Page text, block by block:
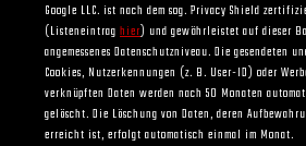
Google LLC. ist nach dem sog. Privacy Shield
(Listeneintrag hier) und gewährleistet auf dieser
angemessenes Datenschutzniveau. Die gesendeten
Cookies, Nutzerkennungen (z. B. User-ID) oder
verknüpften Daten werden nach 50 Monaten
gelöscht. Die Löschung von Daten, deren
erreicht ist, erfolgt automatisch einmal im Monat.